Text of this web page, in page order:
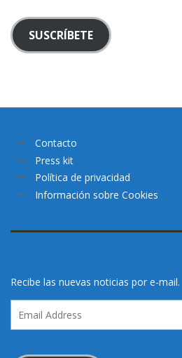
SUSCRÍBETE
Contacto
Press kit
Política de privacidad
Información sobre Cookies
Recibe las nuevas noticias por e-mail.
Address